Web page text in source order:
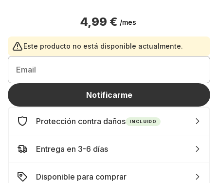
4,99 € /mes
Este producto no está disponible actualmente.
Email
Notificarme
Protección contra daños INCLUIDO
Entrega en 3-6 días
Disponible para comprar